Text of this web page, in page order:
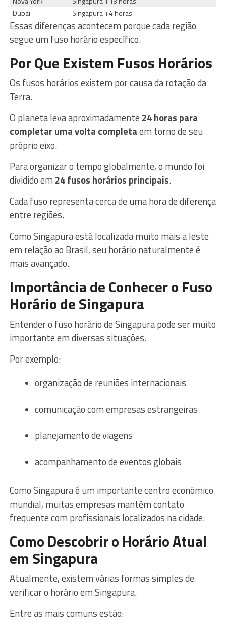
Dubai
Singapura +4 horas
Essas diferenças acontecem porque cada região
segue um fuso horário específico.
Por Que Existem Fusos Horários
Os fusos horários existem por causa da rotação da
Terra.
O planeta leva aproximadamente 24 horas para
completar uma volta completaem torno de seu
próprio eixo.
Para organizar o tempo globalmente, o mundo foi
dividido em 24 fusos horários principais.
Cada fuso representa cerca de uma hora de diferença
entre regiões.
Como Singapura está localizada muito mais a leste
em relação ao Brasil, seu horário naturalmente é
mais avançado.
Importância de Conhecer o Fuso
Horário de Singapura
Entender o fuso horário de Singapura pode ser muito
importante em diversas situações.
Por exemplo:
organização de reuniões internacionais
comunicação com empresas estrangeiras
planejamento de viagens
acompanhamento de eventos globais
Como Singapura é um importante centro econômico
mundial, muitas empresas mantêm contato
frequente com profissionais localizados na cidade.
Como Descobrir o Horário Atual
em Singapura
Atualmente, existem várias formas simples de
verificar o horário em Singapura.
Entre as mais comuns estão: